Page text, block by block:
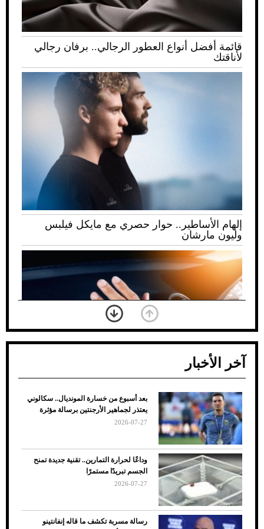
قائمة أفضل أنواع العطور الرجالي.. برفان رجالي
لأناقتك
إلهام الأساطير.. حوار حصري مع مايكل فيلبس
وليون مارشان
ضعف تبريد مكيف السيارة عند الوقوف.. أشهر
الأسباب والحلول
آخر الأخبار
بعد أسبوع من خسارة المونديال.. سكالوني
يعتذر لجماهير الأرجنتين برسالة مؤثرة
2026-07-27
وداعًا لحرارة التمارين.. تقنية جديدة تمنح
الجسم تبريدًا مستمرًا
2026-07-27
رسالة مسربة تكشف ما قاله إنفانتينو